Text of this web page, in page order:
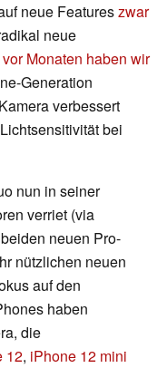
neue Featureszwar
neue
Monaten haben wir
Generation
verbessert
bei
nun in seiner
verriet (via
neuen Pro-
nützlichen neuen
auf den
haben
die
12, iPhone 12 mini